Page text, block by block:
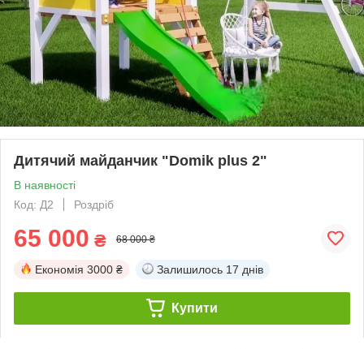
Дитячий майданчик "Domik plus 2"
В наявності
Код: Д2
Роздріб
65 000 ₴ 68 000 ₴
Економія 3000 ₴ Залишилось 17 днів
Купити